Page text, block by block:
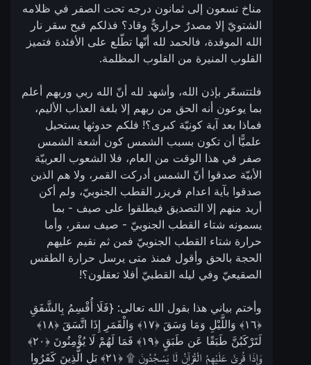
مناخ تسعون إلى ثمانون درجه تحت الصفر في ظلامه
الشتويّ إلا مصدرٌ حراريٌّ وقاد؟ فذلكم فيح سقر نار
الله الموقدة، فالحمد لله أنّها تطّلع على الأفئدة فتميز
القلوب المنيرة من القلوب المظلمة.
فلتتسعّر بإذن الله، وأشهد لله أنّ الله ربي وربهم أعلم
بما يوعون أنه الحق من ربهم إلا بلغة العذاب الأليم،
فماذا بعد آية كونيّة كبرى؟! فلكم حدوثها يستحيل
علميًّا أن تكون بسبب الشمس كون أشعة الشمس
صفر في هذا الوقت من العام، فلا الشعوب العربيّة
الأبيّة صدقوا أنّ الشمس أدركت القمر، ولا هم الذين
صدقوا بآية اعدام فريزر القطب الجنوبيّ، ولم أكن
أريد منهم إلا التصديق فيطلقوا على صيف - بما
يسمونه شتاء القطب الجنوبيّ - صيف سقر، وأما
حرارة شتاء القطب الجنوبيّ فمن ثم نقيم عليهم
الحجة بالحق وأقول فمنذ متى يرسل حرارة الطقس
الصقيعيّ وفي ليله القطبيّ أفلا تعقلون؟!
وأختم بياني هذا بقول الله تعالى: {فَلَا أُقْسِمُ بِالشَّفَقِ
‎﴿١٦﴾‏ وَاللَّيْلِ وَمَا وَسَقَ ‎﴿١٧﴾‏ وَالْقَمَرِ إِذَا اتَّسَقَ ‎﴿١٨﴾‏
لَتَرْكَبُنَّ طَبَقًا عَن طَبَقٍ ‎﴿١٩﴾‏ فَمَا لَهُمْ لَا يُؤْمِنُونَ ‎﴿٢٠﴾‏
وَإِذَا قُرِئَ عَلَيْهِمُ الْقُرْآنُ لَا يَسْجُدُونَ ۩ ‎﴿٢١﴾‏ بَلِ الَّذِينَ كَفَرُوا